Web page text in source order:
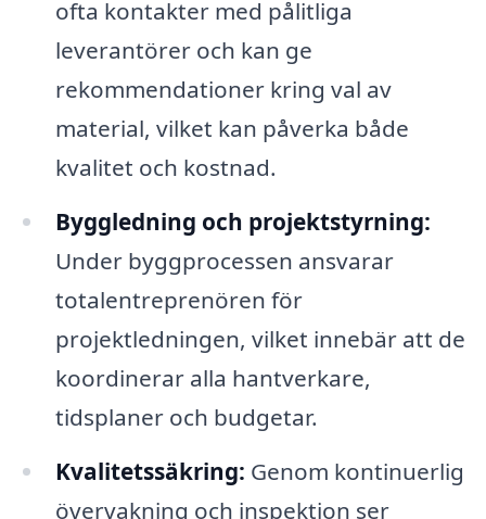
ofta kontakter med pålitliga
leverantörer och kan ge
rekommendationer kring val av
material, vilket kan påverka både
kvalitet och kostnad.
Byggledning och projektstyrning:
Under byggprocessen ansvarar
totalentreprenören för
projektledningen, vilket innebär att de
koordinerar alla hantverkare,
tidsplaner och budgetar.
Kvalitetssäkring: Genom kontinuerlig
övervakning och inspektion ser